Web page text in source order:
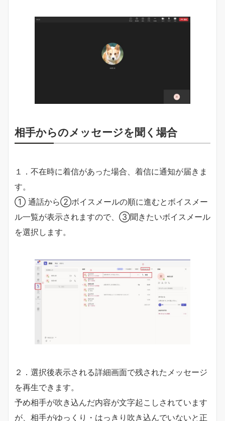
相手からのメッセージを聞く場合
１．不在時に着信があった場合、着信に通知が届きま
す。
① 通話から②ボイスメールの順に進むとボイスメー
ル一覧が表示されますので、③聞きたいボイスメール
を選択します。
２．選択後表示される詳細画面で残されたメッセージ
を再生できます。
予め相手が吹き込んだ内容が文字起こしされています
が、相手がゆっくり・はっきり吹き込んでいないと正